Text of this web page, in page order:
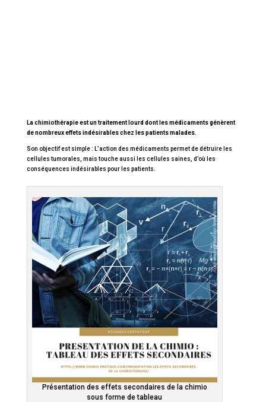
La chimiothérapie est un traitement lourd dont les médicaments génèrent
de nombreux effets indésirables chez les patients malades.
Son objectif est simple : L’action des médicaments permet de détruire les
cellules tumorales, mais touche aussi les cellules saines, d’où les
conséquences indésirables pour les patients.
Présentation des effets secondaires de la chimio
sous forme de tableau